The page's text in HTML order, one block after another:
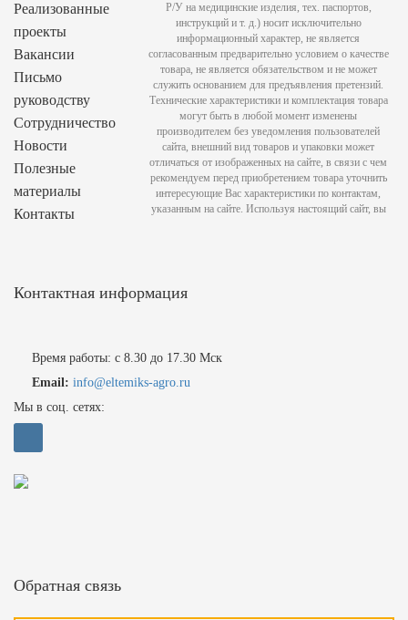
Реализованные
проекты
Вакансии
Письмо
руководству
Сотрудничество
Новости
Полезные
материалы
Контакты
Контактная информация
Время работы: с 8.30 до 17.30 Мск
Email: info@eltemiks-agro.ru
Мы в соц. сетях:
Обратная связь
Р/У на медицинские изделия, тех. паспортов,
инструкций и т. д.) носит исключительно
информационный характер, не является
согласованным предварительно условием о качестве
товара, не является обязательством и не может
служить основанием для предъявления претензий.
Технические характеристики и комплектация товара
могут быть в любой момент изменены
производителем без уведомления пользователей
сайта, внешний вид товаров и упаковки может
отличаться от изображенных на сайте, в связи с чем
рекомендуем перед приобретением товара уточнить
интересующие Вас характеристики по контактам,
указанным на сайте. Используя настоящий сайт, вы